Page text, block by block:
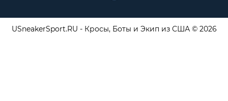
USneakerSport.RU - Кросы, Боты и Экип из США © 2026